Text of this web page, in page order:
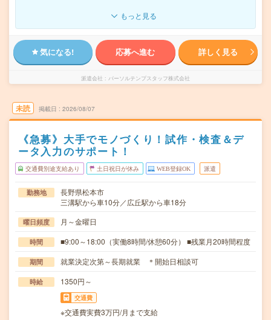
もっと見る
気になる! 応募へ進む 詳しく見る
派遣会社 パーソルテンプスタッフ株式会社
未読 掲載日 2026/08/07
《急募》大手でモノづくり！試作・検査＆デ
ータ入力のサポート！
交通費別途支給あり 土日祝日が休み WEB登録OK 派遣
勤務地
長野県松本市
三溝駅から車10分／広丘駅から車18分
曜日頻度 月～金曜日
時間 ■9:00～18:00（実働8時間/休憩60分） ■残業月20時間程度
期間 就業決定次第～長期就業 ＊開始日相談可
時給 1350円～
交通費
※交通費実費3万円/月まで支給